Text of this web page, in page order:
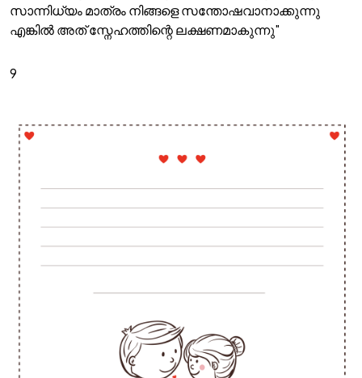
സാന്നിധ്യം മാത്രം നിങ്ങളെ സന്തോഷവാനാക്കുന്നു
എങ്കിൽ അത് സ്നേഹത്തിന്റെ ലക്ഷണമാകുന്നു"
9